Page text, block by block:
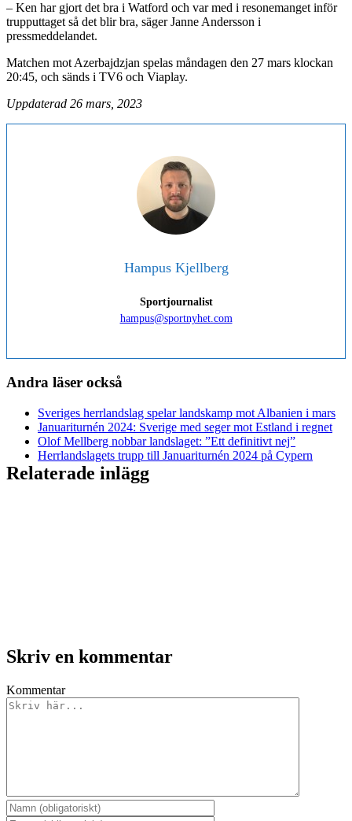
– Ken har gjort det bra i Watford och var med i resonemanget inför
trupputtaget så det blir bra, säger Janne Andersson i
pressmeddelandet.
Matchen mot Azerbajdzjan spelas måndagen den 27 mars klockan
20:45, och sänds i TV6 och Viaplay.
Uppdaterad 26 mars, 2023
Hampus Kjellberg
Sportjournalist
hampus@sportnyhet.com
Andra läser också
Sveriges herrlandslag spelar landskamp mot Albanien i mars
Januariturnén 2024: Sverige med seger mot Estland i regnet
Olof Mellberg nobbar landslaget: ”Ett definitivt nej”
Herrlandslagets trupp till Januariturnén 2024 på Cypern
Relaterade inlägg
Skriv en kommentar
Kommentar